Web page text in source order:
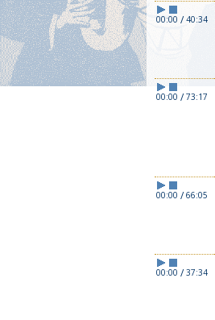
00:00 /40:34
00:00 /73:17
00:00 /66:05
00:00 /37:34